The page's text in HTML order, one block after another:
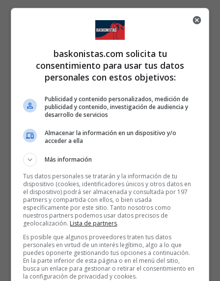
baskonistas.com solicita tu
consentimiento para usar tus datos
personales con estos objetivos:
Publicidad y contenido personalizados, medición de
publicidad y contenido, investigación de audiencia y
desarrollo de servicios
Almacenar la información en un dispositivo y/o
acceder a ella
Más información
Tus datos personales se tratarán y la información de tu
dispositivo (cookies, identificadores únicos y otros datos en
el dispositivo) podrá ser almacenada y consultada por 197
partners y compartida con ellos, o bien usada
específicamente por este sitio. Tanto nosotros como
nuestros partners podemos usar datos precisos de
geolocalización. Lista de partners.
Es posible que algunos proveedores traten tus datos
personales en virtud de un interés legítimo, algo a lo que
puedes oponerte gestionando tus opciones a continuación.
En la parte inferior de esta página o en el menú del sitio,
busca un enlace para gestionar o retirar el consentimiento en
la configuración de privacidad y cookies.